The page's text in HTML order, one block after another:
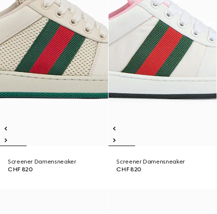
Screener Damensneaker
CHF 820
Screener Damensneaker
CHF 820